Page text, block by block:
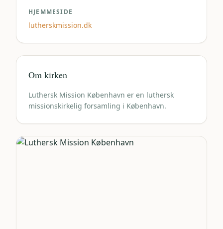
HJEMMESIDE
lutherskmission.dk
Om kirken
Luthersk Mission København er en luthersk
missionskirkelig forsamling i København.